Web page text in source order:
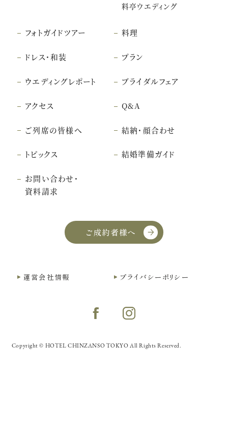
料亭ウエディング
フォトガイドツアー 料理
ドレス・和装 プラン
ウエディングレポート ブライダルフェア
アクセス Q&A
ご列席の皆様へ 結納・顔合わせ
トピックス 結婚準備ガイド
お問い合わせ・
資料請求
ご成約者様へ
運営会社情報 プライバシーポリシー
Copyright © HOTEL CHINZANSO TOKYO All Rights Reserved.